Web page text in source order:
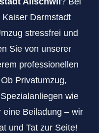
Darmstadt
stressfrei und
Sie von unserer
professionellen
Privatumzug,
wie
eine Beiladung – wir
und Tat zur Seite!